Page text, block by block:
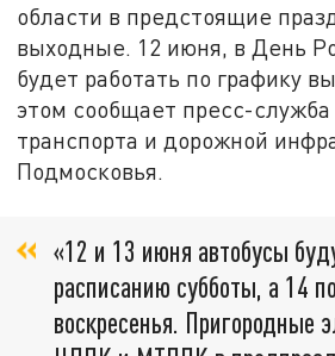
области в предстоящие
выходные. 12 июня, в День
будет работать по графику
этом сообщает пресс-
транспорта и дорожной
Подмосковья.
«12 и 13 июня автобусы
расписанию субботы, а 14
воскресенья. Пригородные